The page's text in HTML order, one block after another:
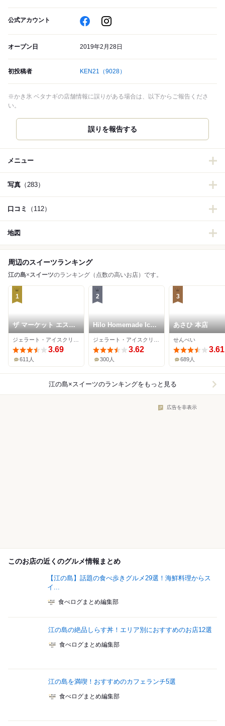
公式アカウント
オープン日 2019年2月28日
初投稿者 KEN21 （9028）
※かき氷 ベタナギの店舗情報に誤りがある場合は、以下からご報告くださ
い。
誤りを報告する
メニュー
写真 （283）
口コミ （112）
地図
周辺のスイーツランキング
江の島×スイーツのランキング（点数の高いお店）です。
1
ザ マーケット エスイ
ーワン
3.69
611人
2
Hilo Homemade Ice
Cream
3.62
300人
3
あさひ 本店
せんべい
3.61
689人
江の島×スイーツのランキングをもっと見る
広告を非表示
このお店の近くのグルメ情報まとめ
【江の島】話題の食べ歩きグルメ29選！海鮮料理からス
イ...
食べログまとめ編集部
江の島の絶品しらす丼！エリア別におすすめのお店12選
食べログまとめ編集部
江の島を満喫！おすすめのカフェランチ5選
食べログまとめ編集部